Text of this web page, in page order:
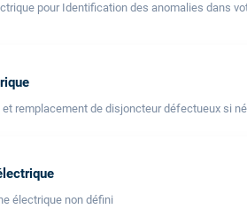
pour Identification des anomalies dans
remplacement de disjoncteur défectueux si
électrique non défini